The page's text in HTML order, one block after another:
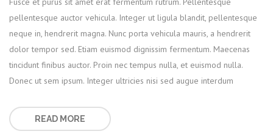
pellentesque auctor vehicula. Integer ut ligula blandit, pellentesque
neque in, hendrerit magna. Nunc porta vehicula mauris, a hendrerit
dolor tempor sed. Etiam euismod dignissim fermentum. Maecenas
tincidunt finibus auctor. Proin nec tempus nulla, et euismod nulla.
Donec ut sem ipsum. Integer ultricies nisi sed augue interdum
READ MORE